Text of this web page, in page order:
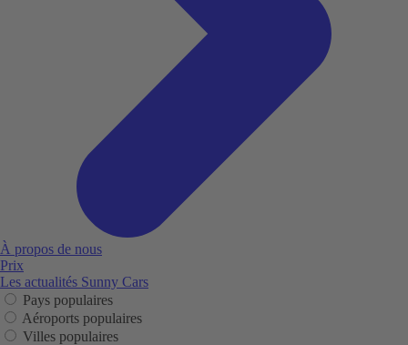
À propos de nous
Prix
Les actualités Sunny Cars
Pays populaires
Aéroports populaires
Villes populaires